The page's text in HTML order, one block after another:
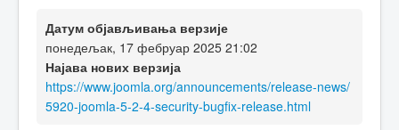
Датум објављивања верзије
понедељак, 17 фебруар 2025 21:02
Најава нових верзија
https://www.joomla.org/announcements/release-news/
5920-joomla-5-2-4-security-bugfix-release.html